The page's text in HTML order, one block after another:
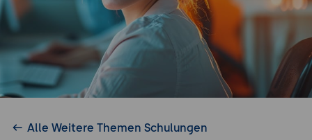
Alle Weitere Themen Schulungen